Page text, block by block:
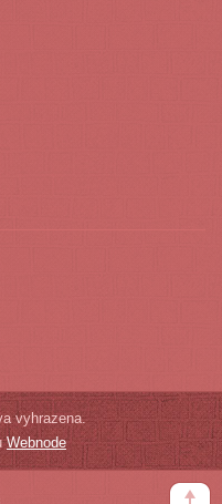
vyhrazena.
Webnode